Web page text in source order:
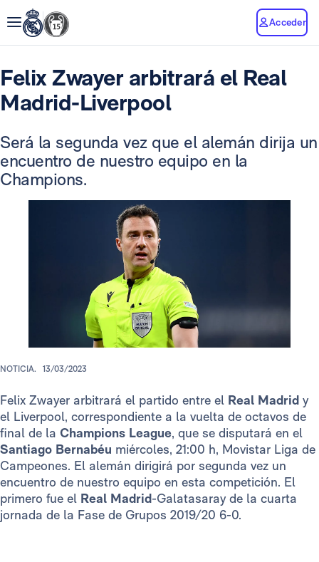
Acceder
Felix Zwayer arbitrará el Real
Madrid-Liverpool
Será la segunda vez que el alemán dirija un
encuentro de nuestro equipo en la
Champions.
NOTICIA. 13/03/2023
Felix Zwayer arbitrará el partido entre el Real Madrid y
el Liverpool, correspondiente a la vuelta de octavos de
final de la Champions League, que se disputará en el
Santiago Bernabéu miércoles, 21:00 h, Movistar Liga de
Campeones. El alemán dirigirá por segunda vez un
encuentro de nuestro equipo en esta competición. El
primero fue el Real Madrid-Galatasaray de la cuarta
jornada de la Fase de Grupos 2019/20 6-0.